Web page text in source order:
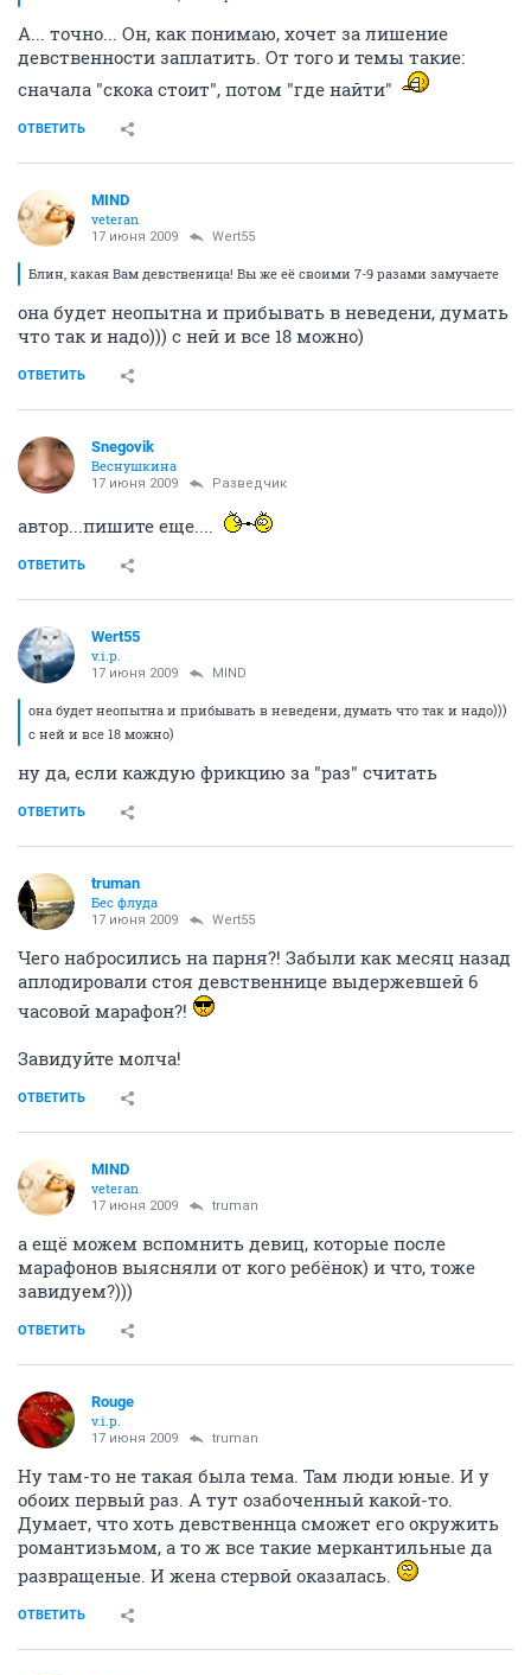
А... точно... Он, как понимаю, хочет за лишение
девственности заплатить. От того и темы такие:
сначала "скока стоит", потом "где найти"
ОТВЕТИТЬ
MIND
veteran
17 июня 2009 Wert55
Блин, какая Вам девственица! Вы же её своими 7-9 разами замучаете
она будет неопытна и прибывать в неведени, думать
что так и надо))) с ней и все 18 можно)
ОТВЕТИТЬ
Snegovik
Веснушкина
17 июня 2009 Разведчик
автор...пишите еще....
ОТВЕТИТЬ
Wert55
v.i.p.
17 июня 2009 MIND
она будет неопытна и прибывать в неведени, думать что так и надо)))
с ней и все 18 можно)
ну да, если каждую фрикцию за "раз" считать
ОТВЕТИТЬ
truman
Бес флуда
17 июня 2009 Wert55
Чего набросились на парня?! Забыли как месяц назад
аплодировали стоя девственнице выдержевшей 6
часовой марафон?!
Завидуйте молча!
ОТВЕТИТЬ
MIND
veteran
17 июня 2009 truman
а ещё можем вспомнить девиц, которые после
марафонов выясняли от кого ребёнок) и что, тоже
завидуем?)))
ОТВЕТИТЬ
Rouge
v.i.p.
17 июня 2009 truman
Ну там-то не такая была тема. Там люди юные. И у
обоих первый раз. А тут озабоченный какой-то.
Думает, что хоть девственнца сможет его окружить
романтизьмом, а то ж все такие меркантильные да
развращеные. И жена стервой оказалась.
ОТВЕТИТЬ